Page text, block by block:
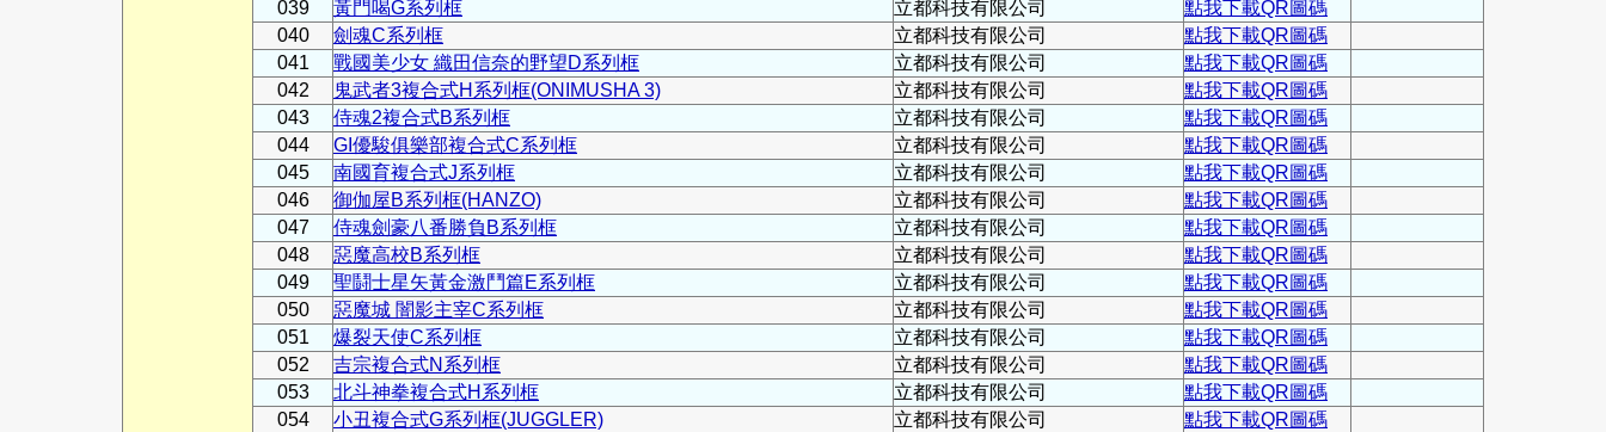
039
黃門喝G系列框 立都科技有限公司
點我下載QR圖碼
040
劍魂C系列框 立都科技有限公司
點我下載QR圖碼
041
戰國美少女 織田信奈的野望D系列框 立都科技有限公司
點我下載QR圖碼
042
鬼武者3複合式H系列框(ONIMUSHA 3) 立都科技有限公司
點我下載QR圖碼
043
侍魂2複合式B系列框 立都科技有限公司
點我下載QR圖碼
044
GI優駿俱樂部複合式C系列框 立都科技有限公司
點我下載QR圖碼
045
南國育複合式J系列框 立都科技有限公司
點我下載QR圖碼
046
御伽屋B系列框(HANZO) 立都科技有限公司
點我下載QR圖碼
047
侍魂劍豪八番勝負B系列框 立都科技有限公司
點我下載QR圖碼
048
惡魔高校B系列框 立都科技有限公司
點我下載QR圖碼
049
聖鬪士星矢黃金激鬥篇E系列框 立都科技有限公司
點我下載QR圖碼
050
惡魔城 闇影主宰C系列框 立都科技有限公司
點我下載QR圖碼
051
爆裂天使C系列框 立都科技有限公司
點我下載QR圖碼
052
吉宗複合式N系列框 立都科技有限公司
點我下載QR圖碼
053
北斗神拳複合式H系列框 立都科技有限公司
點我下載QR圖碼
054
小丑複合式G系列框(JUGGLER) 立都科技有限公司
點我下載QR圖碼